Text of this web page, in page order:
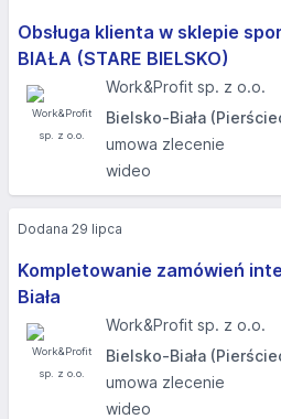
Obsługa klienta w sklepie
BIAŁA (STARE BIELSKO)​
Work&Profit sp. z o.o.
Bielsko-Biała
umowa zlecenie
wideo
Kompletowanie zamówień
Biała
Work&Profit sp. z o.o.
Bielsko-Biała
umowa zlecenie
wideo
Dodana 29 lipca